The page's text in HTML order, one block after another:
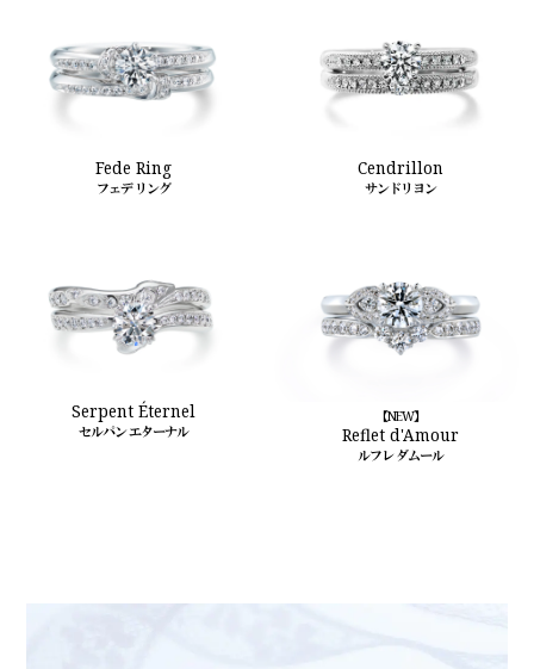
Fede Ring
フェデ リング
Cendrillon
サンドリヨン
Serpent Éternel
セルパン エターナル
【NEW】
Reflet d'Amour
ルフレ ダムール